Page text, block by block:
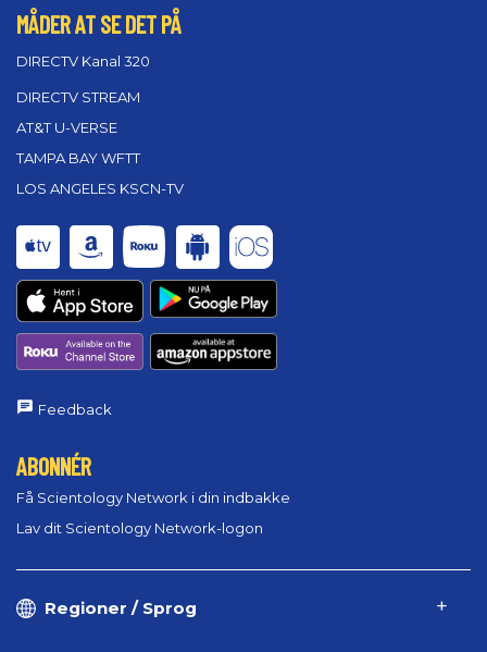
MÅDER AT SE DET PÅ
DIRECTV Kanal 320
DIRECTV STREAM
AT&T U-VERSE
TAMPA BAY WFTT
LOS ANGELES KSCN-TV
Feedback
ABONNÉR
Få Scientology Network i din indbakke
Lav dit Scientology Network-logon
Regioner / Sprog